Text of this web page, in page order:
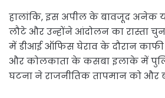
हालांकि, इस अपील के बावजूद अनेक
लौटे और उन्होंने आंदोलन का रास्ता
में डीआई ऑफिस घेराव के दौरान काफी
और कोलकाता के कसबा इलाके में
घटना ने राजनीतिक तापमान को और